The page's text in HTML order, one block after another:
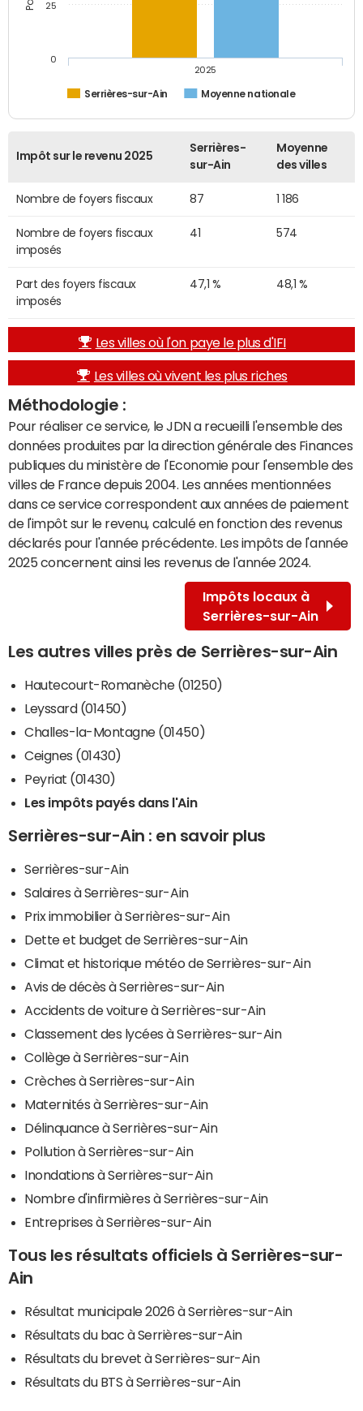
Serrières-sur-Ain Moyenne nationale
2025
0
25
Impôt sur le revenu 2025
Serrières-
sur-Ain
Moyenne
des villes
Nombre de foyers fiscaux 87 1 186
Nombre de foyers fiscaux
imposés
41 574
Part des foyers fiscaux
imposés
47,1 % 48,1 %
Les villes où l'on paye le plus d'IFI
Les villes où vivent les plus riches
Méthodologie :
Pour réaliser ce service, le JDN a recueilli l'ensemble des
données produites par la direction générale des Finances
publiques du ministère de l'Economie pour l'ensemble des
villes de France depuis 2004. Les années mentionnées
dans ce service correspondent aux années de paiement
de l'impôt sur le revenu, calculé en fonction des revenus
déclarés pour l'année précédente. Les impôts de l'année
2025 concernent ainsi les revenus de l'année 2024.
Impôts locaux à
Serrières-sur-Ain
Les autres villes près de Serrières-sur-Ain
Hautecourt-Romanèche (01250)
Leyssard (01450)
Challes-la-Montagne (01450)
Ceignes (01430)
Peyriat (01430)
Les impôts payés dans l'Ain
Serrières-sur-Ain : en savoir plus
Serrières-sur-Ain
Salaires à Serrières-sur-Ain
Prix immobilier à Serrières-sur-Ain
Dette et budget de Serrières-sur-Ain
Climat et historique météo de Serrières-sur-Ain
Avis de décès à Serrières-sur-Ain
Accidents de voiture à Serrières-sur-Ain
Classement des lycées à Serrières-sur-Ain
Collège à Serrières-sur-Ain
Crèches à Serrières-sur-Ain
Maternités à Serrières-sur-Ain
Délinquance à Serrières-sur-Ain
Pollution à Serrières-sur-Ain
Inondations à Serrières-sur-Ain
Nombre d'infirmières à Serrières-sur-Ain
Entreprises à Serrières-sur-Ain
Tous les résultats officiels à Serrières-sur-
Ain
Résultat municipale 2026 à Serrières-sur-Ain
Résultats du bac à Serrières-sur-Ain
Résultats du brevet à Serrières-sur-Ain
Résultats du BTS à Serrières-sur-Ain